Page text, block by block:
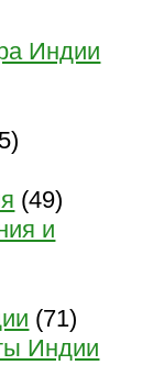
Индии
(49)
и
(71)
Индии